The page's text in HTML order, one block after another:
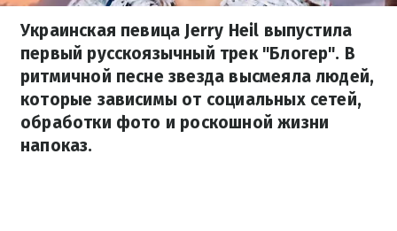
Украинская певица Jerry Heil выпустила
первый русскоязычный трек "Блогер". В
ритмичной песне звезда высмеяла людей,
которые зависимы от социальных сетей,
обработки фото и роскошной жизни
напоказ.